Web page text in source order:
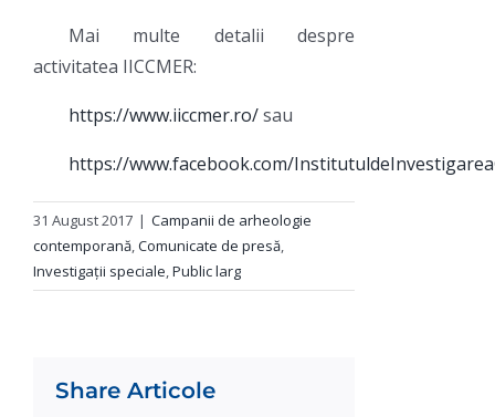
Mai multe detalii despre
activitatea IICCMER:
https://www.iiccmer.ro/sau
https://www.facebook.com/
31 August 2017 | Campanii de arheologie
contemporană,Comunicate de presă,
Investigații speciale,Public larg
Share Articole